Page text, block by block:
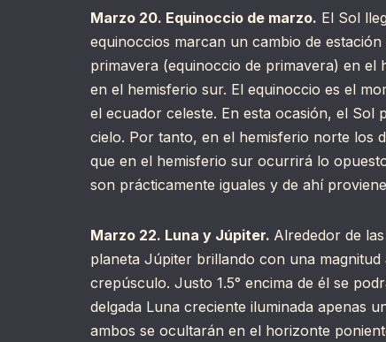
Marzo 20. Equinoccio de marzo. El Sol
equinoccios marcan un cambio de
primavera (equinoccio de primavera) en
en el hemisferio sur. El equinoccio es el
el ecuador celeste. En esta ocasión, el
cielo. Por tanto, en el hemisferio norte los
que en el hemisferio sur ocurrirá lo
son prácticamente iguales y de ahí
Marzo 22. Luna y Júpiter. Alrededor de
planeta Júpiter brillando con una
crepúsculo. Justo 1.5° encima de él se
delgada Luna creciente iluminada apenas
ambos se ocultarán en el horizonte